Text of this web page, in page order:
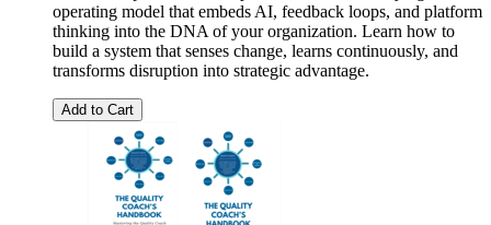
operating model that embeds AI, feedback loops, and platform
thinking into the DNA of your organization. Learn how to
build a system that senses change, learns continuously, and
transforms disruption into strategic advantage.
Add to Cart